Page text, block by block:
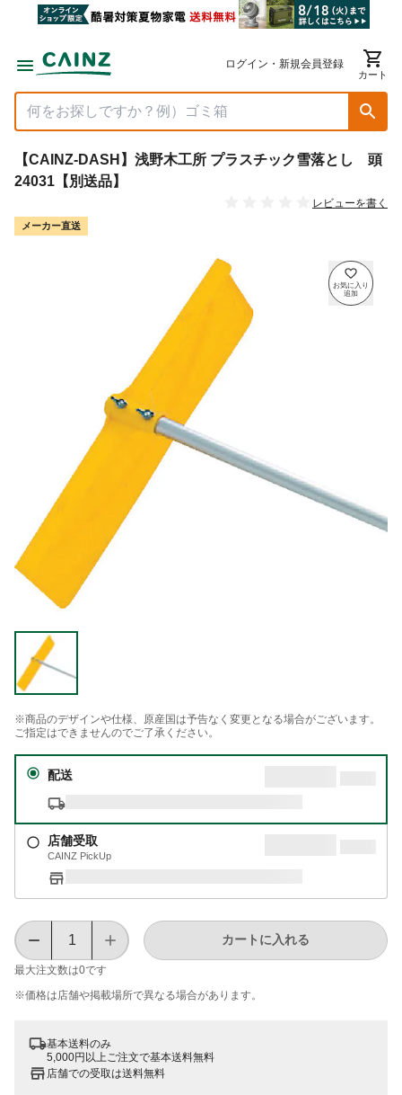
ログイン・新規会員登録
カート
【CAINZ-DASH】浅野木工所 プラスチック雪落とし 頭
24031【別送品】
レビューを書く
メーカー直送
※商品のデザインや仕様、原産国は予告なく変更となる場合がございます。
ご指定はできませんのでご了承ください。
配送
店舗受取
CAINZ PickUp
最大注文数は0です
カートに入れる
※価格は​店舗や​掲載場所で​異なる​場合が​あります。
基本送料のみ
5,000円以上ご注文で基本送料無料
店舗での受取は送料無料